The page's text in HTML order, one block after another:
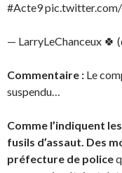
#Acte9
— LarryLeChanceux 🍀
Commentaire : Le
suspendu…
Comme l’indiquent
fusils d’assaut. Des
préfecture de police